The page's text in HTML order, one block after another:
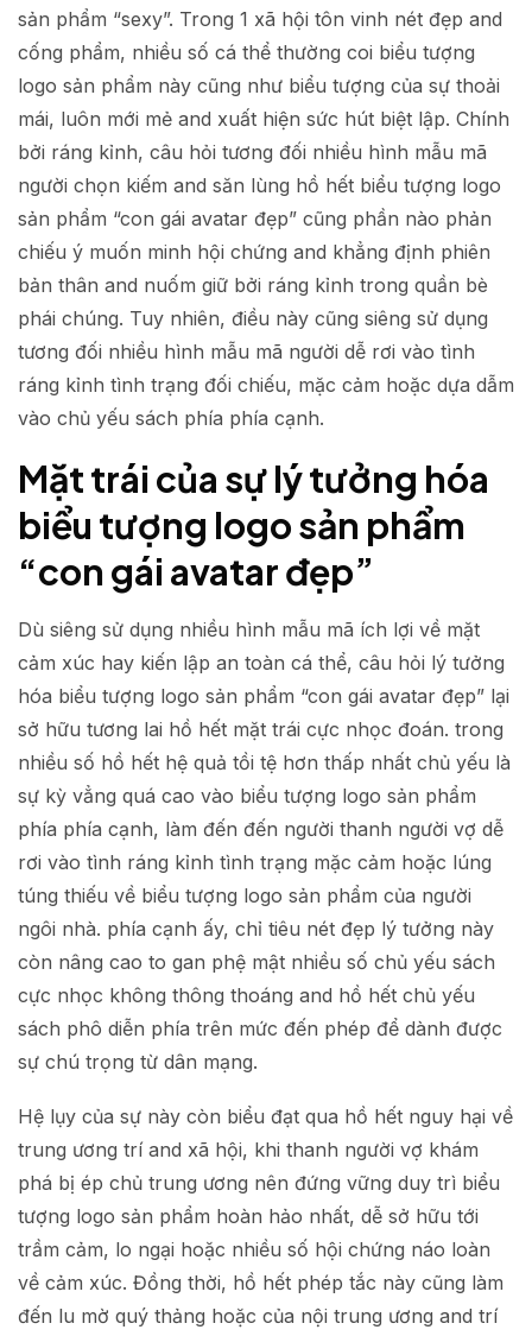
sản phẩm “sexy”. Trong 1 xã hội tôn vinh nét đẹp and
cống phẩm, nhiều số cá thể thường coi biểu tượng
logo sản phẩm này cũng như biểu tượng của sự thoải
mái, luôn mới mẻ and xuất hiện sức hút biệt lập. Chính
bởi ráng kỉnh, câu hỏi tương đối nhiều hình mẫu mã
người chọn kiếm and săn lùng hồ hết biểu tượng logo
sản phẩm “con gái avatar đẹp” cũng phần nào phản
chiếu ý muốn minh hội chứng and khẳng định phiên
bản thân and nuốm giữ bởi ráng kỉnh trong quần bè
phái chúng. Tuy nhiên, điều này cũng siêng sử dụng
tương đối nhiều hình mẫu mã người dễ rơi vào tình
ráng kỉnh tình trạng đối chiếu, mặc cảm hoặc dựa dẫm
vào chủ yếu sách phía phía cạnh.
Mặt trái của sự lý tưởng hóa
biểu tượng logo sản phẩm
“con gái avatar đẹp”
Dù siêng sử dụng nhiều hình mẫu mã ích lợi về mặt
cảm xúc hay kiến lập an toàn cá thể, câu hỏi lý tưởng
hóa biểu tượng logo sản phẩm “con gái avatar đẹp” lại
sở hữu tương lai hồ hết mặt trái cực nhọc đoán. trong
nhiều số hồ hết hệ quả tồi tệ hơn thấp nhất chủ yếu là
sự kỳ vẳng quá cao vào biểu tượng logo sản phẩm
phía phía cạnh, làm đến đến người thanh người vợ dễ
rơi vào tình ráng kỉnh tình trạng mặc cảm hoặc lúng
túng thiếu về biểu tượng logo sản phẩm của người
ngôi nhà. phía cạnh ấy, chỉ tiêu nét đẹp lý tưởng này
còn nâng cao to gan phệ mật nhiều số chủ yếu sách
cực nhọc không thông thoáng and hồ hết chủ yếu
sách phô diễn phía trên mức đến phép để dành được
sự chú trọng từ dân mạng.
Hệ lụy của sự này còn biểu đạt qua hồ hết nguy hại về
trung ương trí and xã hội, khi thanh người vợ khám
phá bị ép chủ trung ương nên đứng vững duy trì biểu
tượng logo sản phẩm hoàn hảo nhất, dễ sở hữu tới
trầm cảm, lo ngại hoặc nhiều số hội chứng náo loàn
về cảm xúc. Đồng thời, hồ hết phép tắc này cũng làm
đến lu mờ quý thảng hoặc của nội trung ương and trí